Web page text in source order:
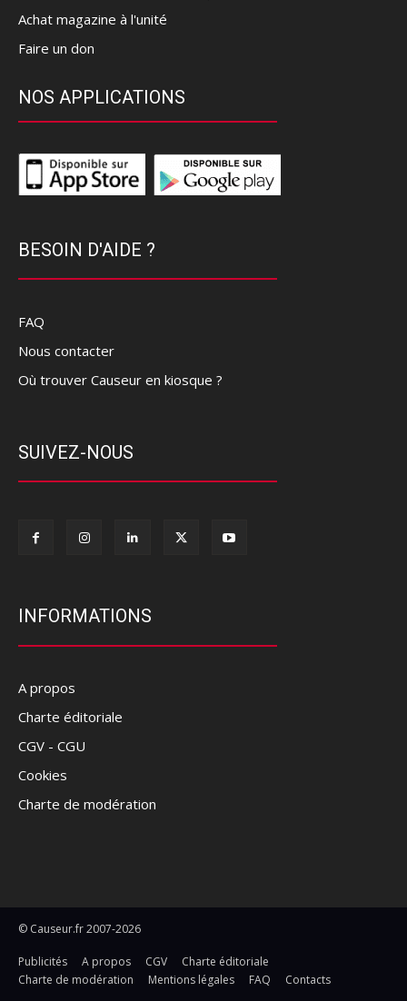
Achat magazine à l'unité
Faire un don
NOS APPLICATIONS
BESOIN D'AIDE ?
FAQ
Nous contacter
Où trouver Causeur en kiosque ?
SUIVEZ-NOUS
INFORMATIONS
A propos
Charte éditoriale
CGV - CGU
Cookies
Charte de modération
© Causeur.fr 2007-2026
Publicités A propos CGV
Charte éditoriale
Charte de modération
Mentions légales FAQ Contacts